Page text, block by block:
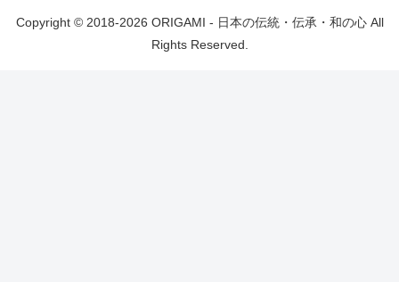
Copyright © 2018-2026 ORIGAMI - 日本の伝統・伝承・和の心 All
Rights Reserved.